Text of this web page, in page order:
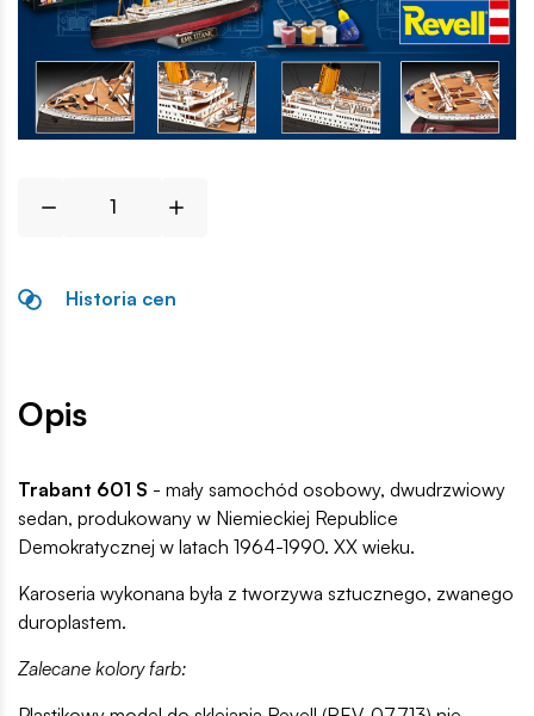
Historia cen
Opis
Trabant 601 S - mały samochód osobowy, dwudrzwiowy
sedan, produkowany w Niemieckiej Republice
Demokratycznej w latach 1964-1990. XX wieku.
Karoseria wykonana była z tworzywa sztucznego, zwanego
duroplastem.
Zalecane kolory farb: